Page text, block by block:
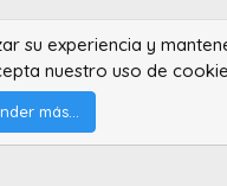
2010-2022 XenForo Ltd.
- Premium XF2 Addons
su experiencia y
nuestro uso de
más...